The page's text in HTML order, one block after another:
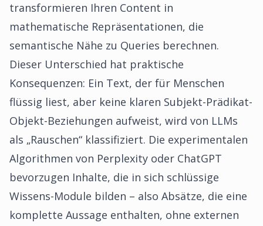
transformieren Ihren Content in
mathematische Repräsentationen, die
semantische Nähe zu Queries berechnen.
Dieser Unterschied hat praktische
Konsequenzen: Ein Text, der für Menschen
flüssig liest, aber keine klaren Subjekt-Prädikat-
Objekt-Beziehungen aufweist, wird von LLMs
als „Rauschen“ klassifiziert. Die experimentalen
Algorithmen von Perplexity oder ChatGPT
bevorzugen Inhalte, die in sich schlüssige
Wissens-Module bilden – also Absätze, die eine
komplette Aussage enthalten, ohne externen